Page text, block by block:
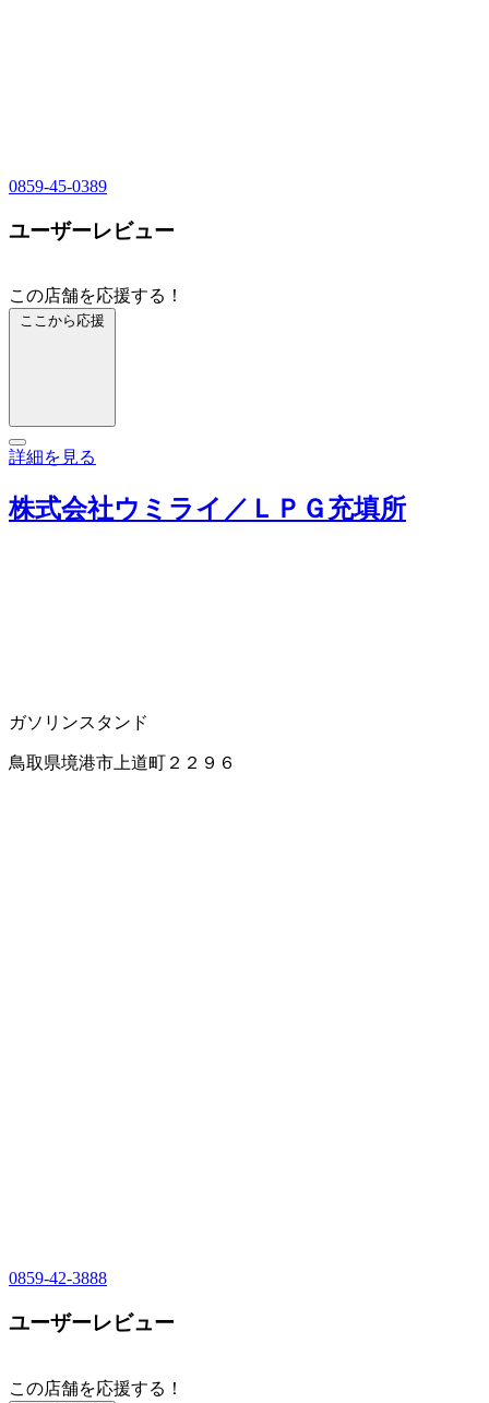
0859-45-0389
ユーザーレビュー
この店舗を応援する！
ここから応援
詳細を見る
株式会社ウミライ／ＬＰＧ充填所
ガソリンスタンド
鳥取県境港市上道町２２９６
0859-42-3888
ユーザーレビュー
この店舗を応援する！